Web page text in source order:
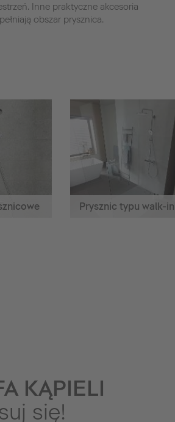
Inne praktyczne akcesoria
obszar prysznica.
Prysznic typu walk-in
KĄPIELI
się!